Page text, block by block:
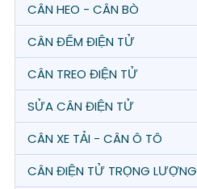
CÂN HEO - CÂN BÒ
CÂN ĐẾM ĐIỆN TỬ
CÂN TREO ĐIỆN TỬ
SỬA CÂN ĐIỆN TỬ
CÂN XE TẢI - CÂN Ô TÔ
CÂN ĐIỆN TỬ TRỌNG LƯỢNG